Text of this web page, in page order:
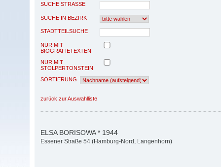
SUCHE STRASSE
SUCHE IN BEZIRK
STADTTEILSUCHE
NUR MIT
BIOGRAFIETEXTEN
NUR MIT
STOLPERTONSTEIN
SORTIERUNG
zurück zur Auswahlliste
ELSA BORISOWA * 1944
Essener Straße 54 (Hamburg-Nord, Langenhorn)